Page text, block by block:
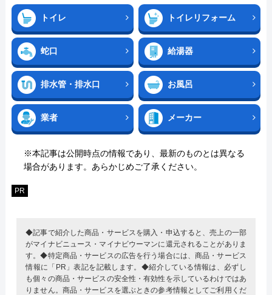
トイレ トイレリフォーム
蛇口 給湯器
排水管・排水口 お風呂
業者 メーカー
※本記事は公開時点の情報であり、最新のものとは異なる
場合があります。あらかじめご了承ください。
PR
◆記事で紹介した商品・サービスを購入・申込すると、売上の一部
がマイナビニュース・マイナビウーマンに還元されることがありま
す。◆特定商品・サービスの広告を行う場合には、商品・サービス
情報に「PR」表記を記載します。◆紹介している情報は、必ずし
も個々の商品・サービスの安全性・有効性を示しているわけではあ
りません。商品・サービスを選ぶときの参考情報としてご利用くだ